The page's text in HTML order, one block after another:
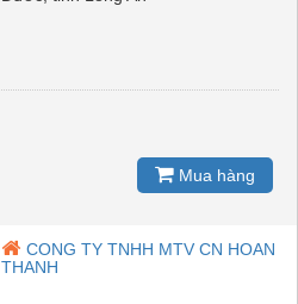
Mua hàng
CONG TY TNHH MTV CN HOAN
THANH